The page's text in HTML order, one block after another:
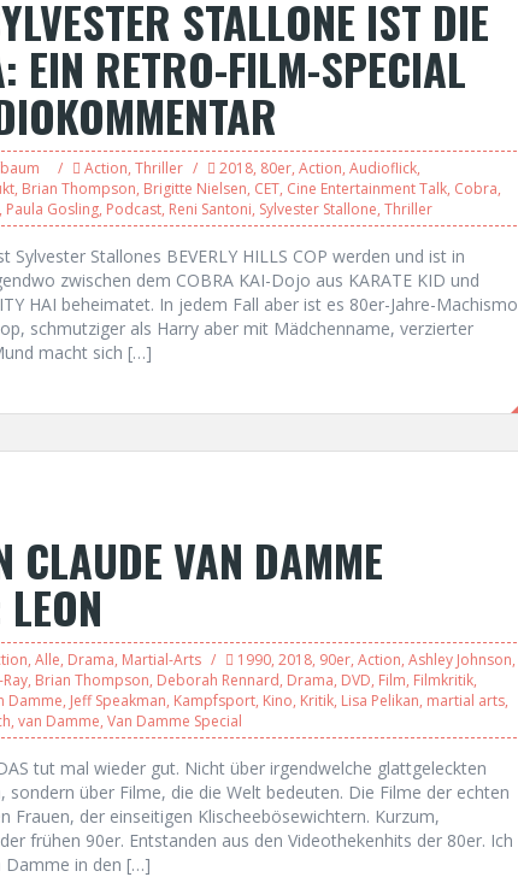
STALLONE IST DIE
EIN RETRO-FILM-SPECIAL
Action, Thriller 2018, 80er, Action, Audioflick,
, Brian Thompson, Brigitte Nielsen, CET, Cine Entertainment Talk, Cobra,
, Paula Gosling, Podcast, Reni Santoni, Sylvester Stallone, Thriller
Sylvester Stallones BEVERLY HILLS COP werden und ist in
zwischen dem COBRA KAI-Dojo aus KARATE KID und
HAI beheimatet. In jedem Fall aber ist es 80er-Jahre-Machismo
schmutziger als Harry aber mit Mädchenname, verzierter
macht sich […]
CLAUDE VAN DAMME
, Alle, Drama, Martial-Arts 1990, 2018, 90er, Action, Ashley Johnson,
, Brian Thompson, Deborah Rennard, Drama, DVD, Film, Filmkritik,
Damme, Jeff Speakman, Kampfsport, Kino, Kritik, Lisa Pelikan, martial arts,
, van Damme, Van Damme Special
tut mal wieder gut. Nicht über irgendwelche glattgeleckten
sondern über Filme, die die Welt bedeuten. Die Filme der echten
Frauen, der einseitigen Klischeebösewichtern. Kurzum,
frühen 90er. Entstanden aus den Videothekenhits der 80er. Ich
Damme in den […]